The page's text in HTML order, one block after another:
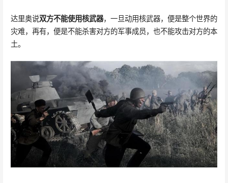
达里奥说双方不能使用核武器，一旦动用核武器，便是整个世界的
灾难，再有，便是不能杀害对方的军事成员，也不能攻击对方的本
土。